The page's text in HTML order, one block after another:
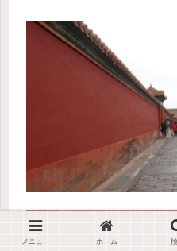
メニュー ホーム